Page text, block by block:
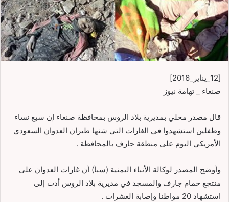
[12_يناير_2016]
صنعاء _ تهامة نيوز
قال مصدر محلي بمديرية بلاد الروس بمحافظة صنعاء إن سبع نساء
وطفلين استشهدوا في الغارات التي شنها طيران العدوان السعودي
الأمريكي اليوم على منطقة جارف بالمحافظة .
وأوضح المصدر لوكالة الأنباء اليمنية (سبأ) أن غارات العدوان على
منتجع حمام جارف والمسجد في مديرية بلاد الروس أدت إلى
استشهاد 20 مواطنا وإصابة العشرات .